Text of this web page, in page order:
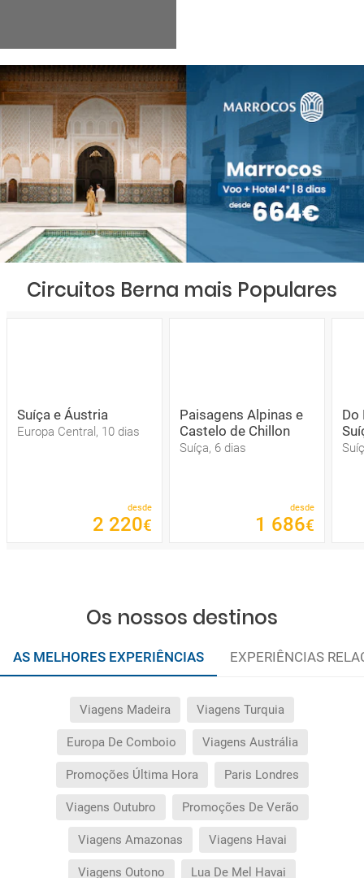
Circuitos Berna mais Populares
Suíça e Áustria
Europa Central, 10 dias
desde
2 220€
Paisagens Alpinas e
Castelo de Chillon
Suíça, 6 dias
desde
1 686€
Do
Os nossos destinos
AS MELHORES EXPERIÊNCIAS EXPERIÊNCIAS
Viagens Madeira Viagens Turquia
Europa De Comboio Viagens Austrália
Promoções Última Hora Paris Londres
Viagens Outubro Promoções De Verão
Viagens Amazonas Viagens Havai
Viagens Outono Lua De Mel Havai